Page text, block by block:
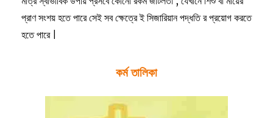
প্রাণ সংশয় হতে পারে সেই সব ক্ষেত্রে ই সিজারিয়ান পদ্ধতি র প্রয়োগ করতে
হতে পারে |
কর্ম তালিকা